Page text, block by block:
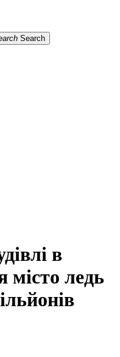
Search
в
місто ледь